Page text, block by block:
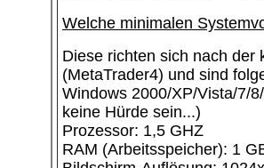
Welche minimalen
Diese richten sich nach der
(MetaTrader4) und sind
Windows 2000/XP/Vista/7/
keine Hürde sein...)
Prozessor: 1,5 GHZ
RAM (Arbeitsspeicher): 1